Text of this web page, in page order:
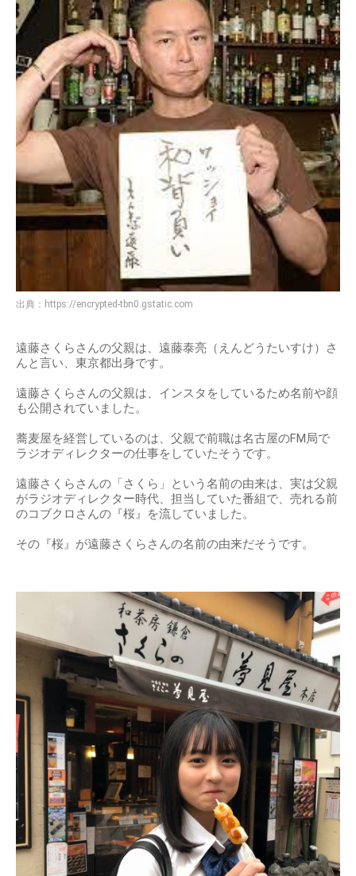
出典： https://encrypted-tbn0.gstatic.com
遠藤さくらさんの父親は、遠藤泰亮（えんどうたいすけ）さ
んと言い、東京都出身です。
遠藤さくらさんの父親は、インスタをしているため名前や顔
も公開されていました。
蕎麦屋を経営しているのは、父親で前職は名古屋のFM局で
ラジオディレクターの仕事をしていたそうです。
遠藤さくらさんの「さくら」という名前の由来は、実は父親
がラジオディレクター時代、担当していた番組で、売れる前
のコブクロさんの『桜』を流していました。
その『桜』が遠藤さくらさんの名前の由来だそうです。